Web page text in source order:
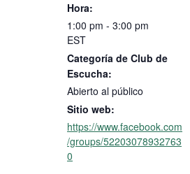
Hora:
1:00 pm - 3:00 pm
EST
Categoría de Club de
Escucha:
Abierto al público
Sitio web:
https://www.facebook.com
/groups/52203078932763
0